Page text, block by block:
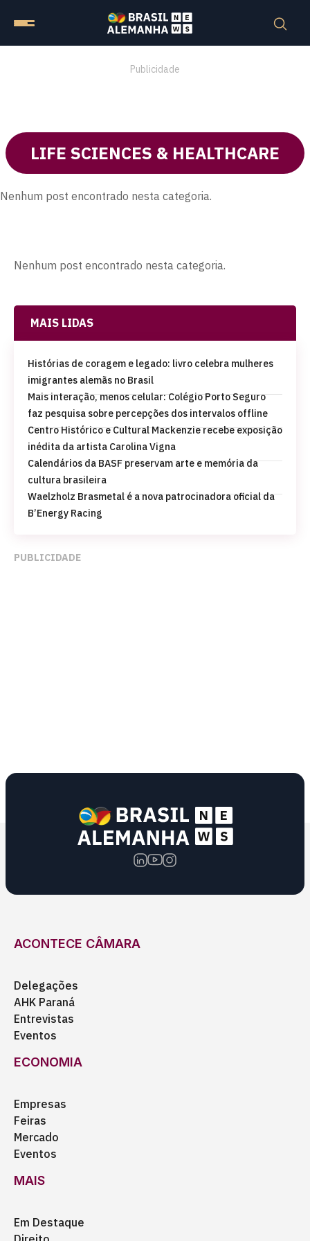
Publicidade
LIFE SCIENCES & HEALTHCARE
Nenhum post encontrado nesta categoria.
Nenhum post encontrado nesta categoria.
MAIS LIDAS
Histórias de coragem e legado: livro celebra mulheres
imigrantes alemãs no Brasil
Mais interação, menos celular: Colégio Porto Seguro
faz pesquisa sobre percepções dos intervalos offline
Centro Histórico e Cultural Mackenzie recebe exposição
inédita da artista Carolina Vigna
Calendários da BASF preservam arte e memória da
cultura brasileira
Waelzholz Brasmetal é a nova patrocinadora oficial da
B’Energy Racing
PUBLICIDADE
ACONTECE CÂMARA
Delegações
AHK Paraná
Entrevistas
Eventos
ECONOMIA
Empresas
Feiras
Mercado
Eventos
MAIS
Em Destaque